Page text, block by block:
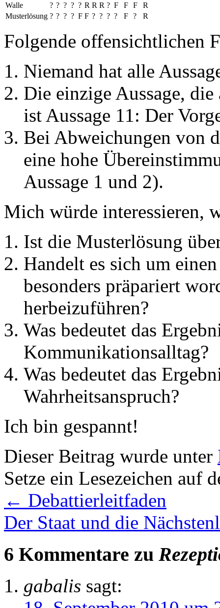
Walle
? ? ? ? ? R R R ? F F F
R
Musterlösung ? ? ? ? F F ? ? ? ? F ? R
Folgende offensichtlichen
Niemand hat alle
Die einzige Aussage,
ist Aussage 11: Der
Bei Abweichungen von
eine hohe
Aussage 1 und 2).
Mich würde interessieren,
Ist die Musterlösung
Handelt es sich um
besonders präpariert
herbeizuführen?
Was bedeutet das
Kommunikationsalltag?
Was bedeutet das
Wahrheitsanspruch?
Ich bin gespannt!
Dieser Beitrag wurde unter
Setze ein Lesezeichen auf
← Debattierleitfaden
Der Staat und die
6 Kommentare zu
gabalis sagt: